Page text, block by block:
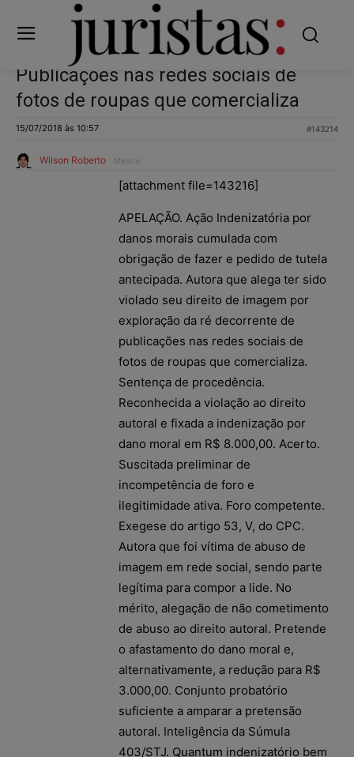
Publicações nas redes sociais de
fotos de roupas que comercializa
15/07/2018 às 10:57 #143214
Wilson Roberto Mestre
[attachment file=143216]
APELAÇÃO. Ação Indenizatória por
danos morais cumulada com
obrigação de fazer e pedido de tutela
antecipada. Autora que alega ter sido
violado seu direito de imagem por
exploração da ré decorrente de
publicações nas redes sociais de
fotos de roupas que comercializa.
Sentença de procedência.
Reconhecida a violação ao direito
autoral e fixada a indenização por
dano moral em R$ 8.000,00. Acerto.
Suscitada preliminar de
incompetência de foro e
ilegitimidade ativa. Foro competente.
Exegese do artigo 53, V, do CPC.
Autora que foi vítima de abuso de
imagem em rede social, sendo parte
legítima para compor a lide. No
mérito, alegação de não cometimento
de abuso ao direito autoral. Pretende
o afastamento do dano moral e,
alternativamente, a redução para R$
3.000,00. Conjunto probatório
suficiente a amparar a pretensão
autoral. Inteligência da Súmula
403/STJ. Quantum indenizatório bem